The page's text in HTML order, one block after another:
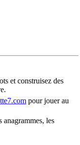
et construisez des
pour jouer au
anagrammes, les